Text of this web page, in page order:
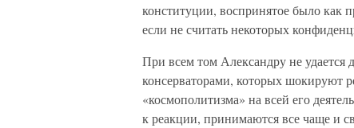
конституции, воспринятое было как
если не считать некоторых
При всем том Александру не удается
консерваторами, которых шокируют
«космополитизма» на всей его
к реакции, принимаются все чаще и